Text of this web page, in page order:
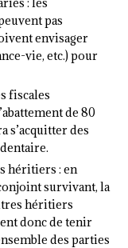
pas
envisager
vie, etc.) pour
fiscales
de 80
s’acquitter des
héritiers : en
survivant, la
héritiers
donc de tenir
des parties